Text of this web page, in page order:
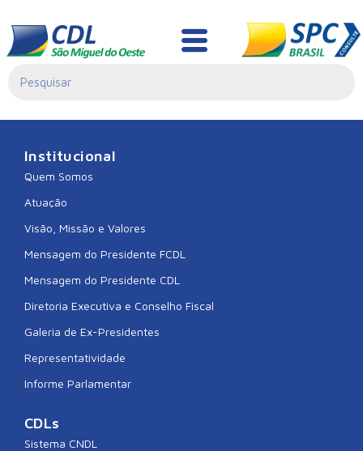
Liliane Balbinot
Institucional
Quem Somos
Atuação
Visão, Missão e Valores
Mensagem do Presidente FCDL
Mensagem do Presidente CDL
Diretoria Executiva e Conselho Fiscal
Galeria de Ex-Presidentes
Representatividade
Informe Parlamentar
CDLs
Sistema CNDL